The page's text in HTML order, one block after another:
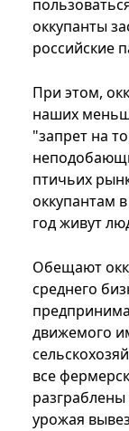
оккупанты
российские
При этом,
наших
"запрет на
птичьих
оккупантам
год живут
Обещают
среднего
движемого
все
урожая